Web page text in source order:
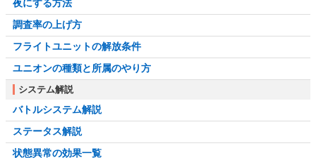
夜にする方法
調査率の上げ方
フライトユニットの解放条件
ユニオンの種類と所属のやり方
システム解説
バトルシステム解説
ステータス解説
状態異常の効果一覧